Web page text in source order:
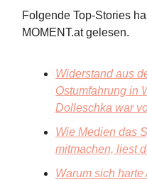
Folgende Top-Stories
MOMENT.at gelesen.
Widerstand aus
Ostumfahrung in
Dolleschka war
Wie Medien das
mitmachen, liest
Warum sich